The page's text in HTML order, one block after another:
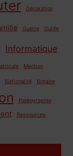
Décoration
Guerre Guide
Informatique
Mention
Nationalité Notaire
Paléographie
Ressources